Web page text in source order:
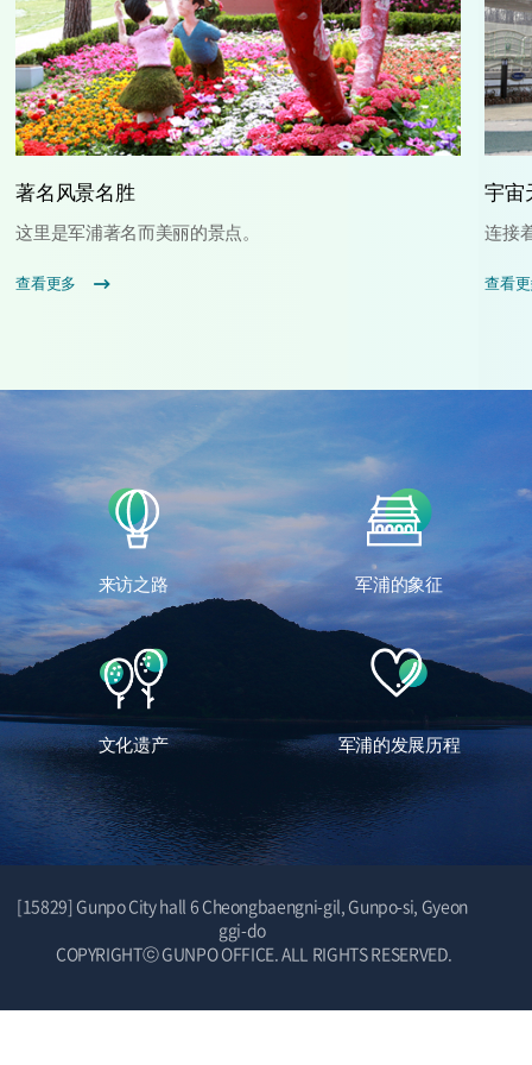
著名风景名胜
这里是军浦著名而美丽的景点。
查看更多
宇宙
连接
查看
来访之路 军浦的象征
文化遗产 军浦的发展历程
[15829] Gunpo City hall 6 Cheongbaengni-gil, Gunpo-si, Gyeon
ggi-do
COPYRIGHTⓒ GUNPO OFFICE. ALL RIGHTS RESERVED.